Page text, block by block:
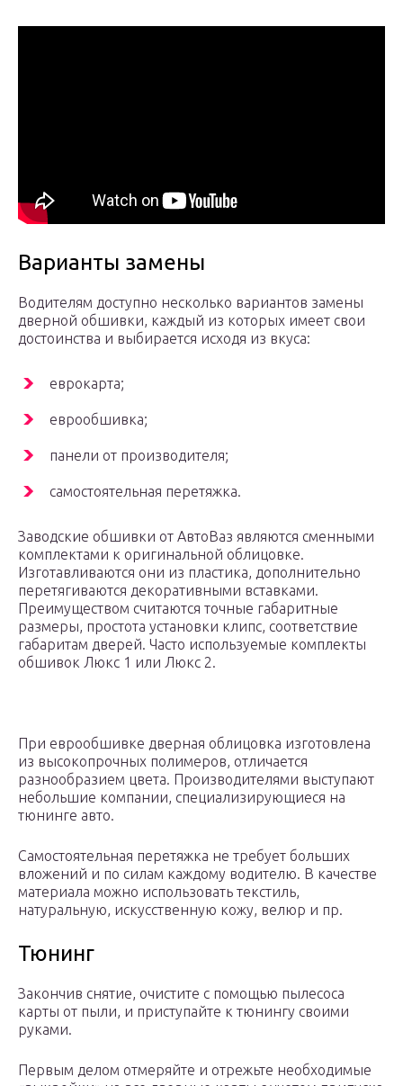
Варианты замены
Водителям доступно несколько вариантов замены
дверной обшивки, каждый из которых имеет свои
достоинства и выбирается исходя из вкуса:
еврокарта;
еврообшивка;
панели от производителя;
самостоятельная перетяжка.
Заводские обшивки от АвтоВаз являются сменными
комплектами к оригинальной облицовке.
Изготавливаются они из пластика, дополнительно
перетягиваются декоративными вставками.
Преимуществом считаются точные габаритные
размеры, простота установки клипс, соответствие
габаритам дверей. Часто используемые комплекты
обшивок Люкс 1 или Люкс 2.
При еврообшивке дверная облицовка изготовлена
из высокопрочных полимеров, отличается
разнообразием цвета. Производителями выступают
небольшие компании, специализирующиеся на
тюнинге авто.
Самостоятельная перетяжка не требует больших
вложений и по силам каждому водителю. В качестве
материала можно использовать текстиль,
натуральную, искусственную кожу, велюр и пр.
Тюнинг
Закончив снятие, очистите с помощью пылесоса
карты от пыли, и приступайте к тюнингу своими
руками.
Первым делом отмеряйте и отрежьте необходимые